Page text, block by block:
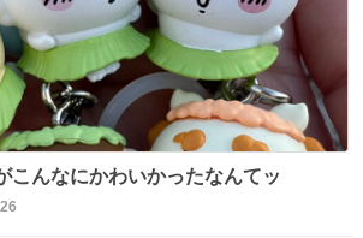
こんなにかわいかったなんてッ